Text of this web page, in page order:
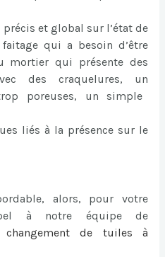
et global sur l’état de
qui a besoin d’être
mortier qui présente des
des craquelures, un
poreuses, un simple
liés à la présence sur le
alors, pour votre
à notre équipe de
changement de tuiles à